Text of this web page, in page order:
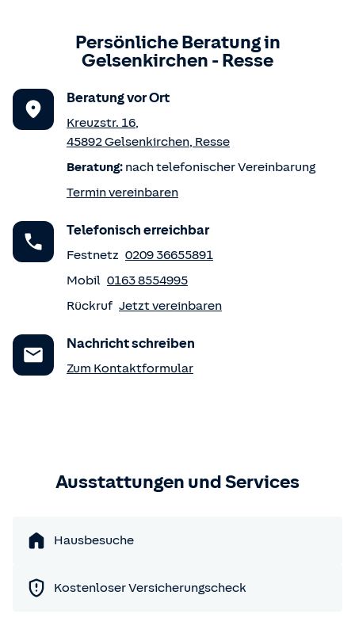
Persönliche Beratung in
Gelsenkirchen -Resse
Beratung vor Ort
Kreuzstr. 16,
45892Gelsenkirchen, Resse
Beratung: nach telefonischer Vereinbarung
Termin vereinbaren
Telefonisch erreichbar
Festnetz 0209 36655891
Mobil 0163 8554995
Rückruf Jetzt vereinbaren
Nachricht schreiben
Zum Kontaktformular
Ausstattungen und Services
Hausbesuche
Kostenloser Versicherungscheck